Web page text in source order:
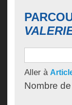
Aller à
Nombre